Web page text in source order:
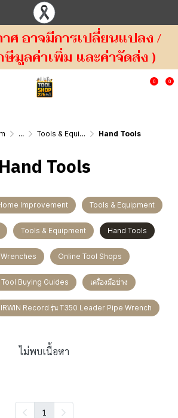
าศ อาจมีการเปลี่ยนแปลง /
ษีมูลค่าเพิ่ม และค่าจัดส่ง )
0 0
... Tools & Equipment Hand Tools
Hand Tools
Improvement Tools & Equipment
Tools & Equipment Hand Tools
Online Tool Shops
Buying Guides เครื่องมือช่าง
IRWIN Record รุ่น T350 Leader Pipe Wrench
ไม่พบเนื้อหา
1